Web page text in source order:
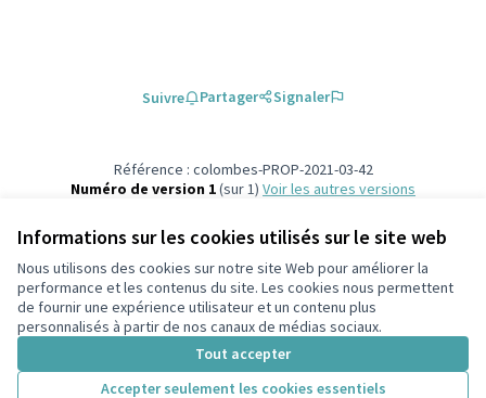
Informations sur les cookies utilisés sur le site web
Nous utilisons des cookies sur notre site Web pour améliorer la
performance et les contenus du site. Les cookies nous permettent
de fournir une expérience utilisateur et un contenu plus
personnalisés à partir de nos canaux de médias sociaux.
Tout accepter
Accepter seulement les cookies essentiels
Suivre Partager Signaler
Référence : colombes-PROP-2021-03-42
Numéro de version 1(sur 1)
voir les autres versions
Conditions d'utilisation
Paramètres des cookies
participons.colombes.fr sur Facebook
(Lien externe)